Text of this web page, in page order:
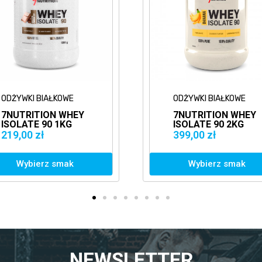
ODŻYWKI BIAŁKOWE
7NUTRITION WHEY
ISOLATE 90 2KG
BIAŁKO IZOLAT WPI
399,00 zł
Wybierz smak
ODŻYWKI
ISOLATE
BIAŁKO
129,00 zł